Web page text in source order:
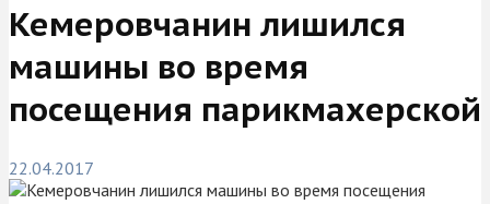
Кемеровчанин лишился
машины во время
посещения парикмахерской
22.04.2017